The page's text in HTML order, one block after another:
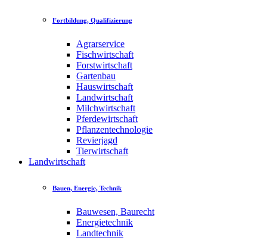
Fortbildung, Qualifizierung
Agrarservice
Fischwirtschaft
Forstwirtschaft
Gartenbau
Hauswirtschaft
Landwirtschaft
Milchwirtschaft
Pferdewirtschaft
Pflanzentechnologie
Revierjagd
Tierwirtschaft
Landwirtschaft
Bauen, Energie, Technik
Bauwesen, Baurecht
Energietechnik
Landtechnik